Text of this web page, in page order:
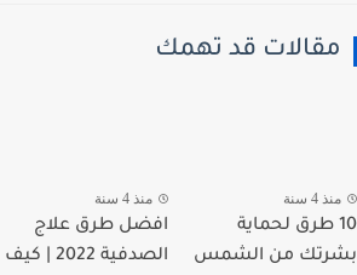
قد تهمك
4 سنة
طرق لحماية
من الشمس
منذ 4 سنة
افضل طرق علاج
الصدفية 2022 | كيف